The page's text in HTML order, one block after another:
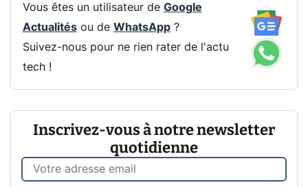
Vous êtes un utilisateur de Google
Actualitésou de WhatsApp?
Suivez-nous pour ne rien rater de l'actu
tech !
Inscrivez-vous à notre newsletter
quotidienne